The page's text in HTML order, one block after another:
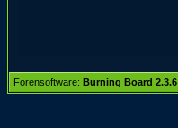
Forensoftware: Burning Board 2.3.6